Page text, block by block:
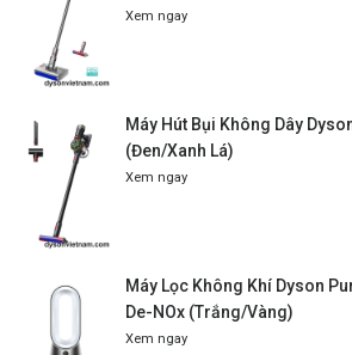
Xem ngay
Máy Hút Bụi Không Dây
(Đen/Xanh Lá)
Xem ngay
Máy Lọc Không Khí Dyson
De-NOx (Trắng/Vàng)
Xem ngay